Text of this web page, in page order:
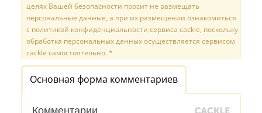
целях Вашей безопасности просит не размещать
персональные данные, а при их размещении ознакомиться
с политикой конфиденциальности сервиса cackle, поскольку
обработка персональных данных осуществляется сервисом
cackle самостоятельно. *
Основная форма комментариев
Комментарии